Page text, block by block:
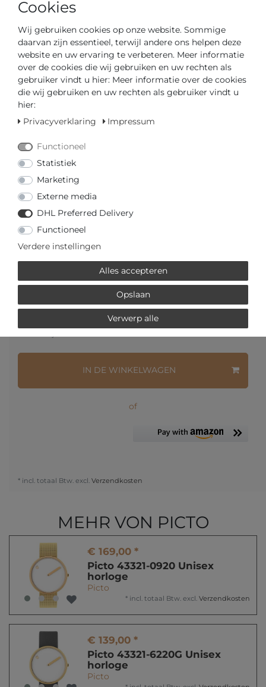
Artikelnummer43352-6220S
€ 129,00*
Inhoud
Klaar voor verzending in 4-5 dagen
GEDIPLOMEERD DEALER
Uw prijs met3% kortingop vooruitbetaling: € 125,13 *
IN DE WINKELWAGEN
of
* incl. totaal Btw. excl. Verzendkosten
MEHR VON PICTO
€ 169,00 *
Picto 43321-0920 Unisex
horloge
Picto
* incl. totaal Btw. excl. Verzendkosten
€ 139,00 *
Picto 43321-6220G Unisex
horloge
Picto
Cookies
Wij gebruiken cookies op onze website. Sommige
daarvan zijn essentieel, terwijl andere ons helpen deze
website en uw ervaring te verbeteren. Meer informatie
over de cookies die wij gebruiken en uw rechten als
gebruiker vindt u hier: Meer informatie over de cookies
die wij gebruiken en uw rechten als gebruiker vindt u
hier:
Privacyverklaring
Impressum
Functioneel
Statistiek
Marketing
Externe media
DHL Preferred Delivery
Functioneel
Verdere instellingen
Alles accepteren
Opslaan
Verwerp alle